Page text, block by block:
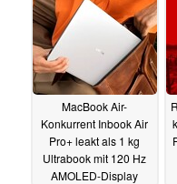
MacBook Air-
Konkurrent Inbook Air
Pro+ leakt als 1 kg
Ultrabook mit 120 Hz
AMOLED-Display